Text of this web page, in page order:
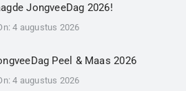
JongveeDag 2026!
4 augustus 2026
Peel & Maas 2026
4 augustus 2026